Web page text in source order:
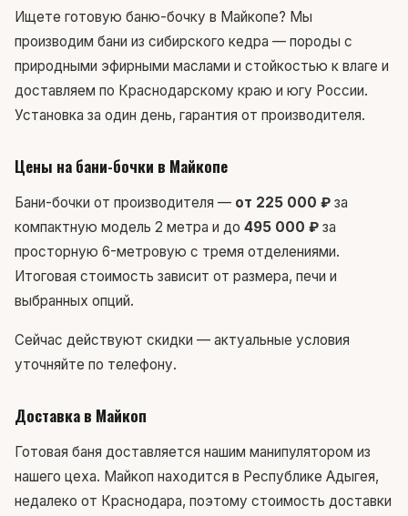
Ищете готовую баню-бочку в Майкопе? Мы
производим бани из сибирского кедра — породы с
природными эфирными маслами и стойкостью к влаге и
доставляем по Краснодарскому краю и югу России.
Установка за один день, гарантия от производителя.
Цены на бани-бочки в Майкопе
Бани-бочки от производителя — от 225 000 ₽ за
компактную модель 2 метра и до 495 000 ₽ за
просторную 6-метровую с тремя отделениями.
Итоговая стоимость зависит от размера, печи и
выбранных опций.
Сейчас действуют скидки — актуальные условия
уточняйте по телефону.
Доставка в Майкоп
Готовая баня доставляется нашим манипулятором из
нашего цеха. Майкоп находится в Республике Адыгея,
недалеко от Краснодара, поэтому стоимость доставки